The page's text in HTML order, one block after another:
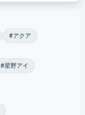
#アクア
#星野アイ